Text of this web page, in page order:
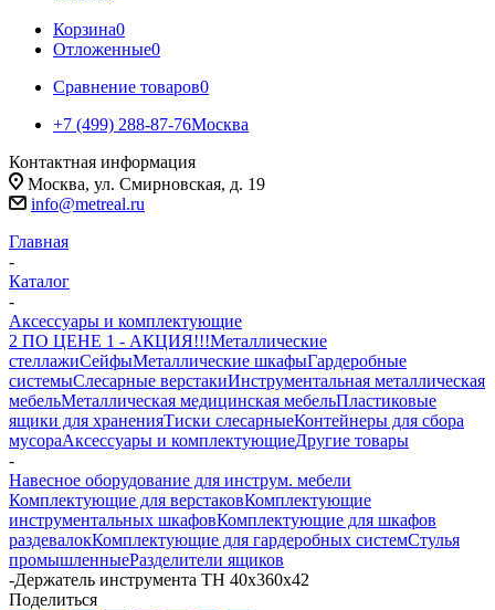
Корзина0
Отложенные0
Сравнение товаров0
+7 (499) 288-87-76Москва
Контактная информация
Москва, ул. Смирновская, д. 19
info@metreal.ru
Главная
-
Каталог
-
Аксессуары и комплектующие
2 ПО ЦЕНЕ 1 - АКЦИЯ!!!Металлические
стеллажиСейфыМеталлические шкафыГардеробные
системыСлесарные верстакиИнструментальная металлическая
мебельМеталлическая медицинская мебельПластиковые
ящики для храненияТиски слесарныеКонтейнеры для сбора
мусораАксессуары и комплектующиеДругие товары
-
Навесное оборудование для инструм. мебели
Комплектующие для верстаковКомплектующие
инструментальных шкафовКомплектующие для шкафов
раздевалокКомплектующие для гардеробных системСтулья
промышленныеРазделители ящиков
-Держатель инструмента TH 40x360x42
Поделиться